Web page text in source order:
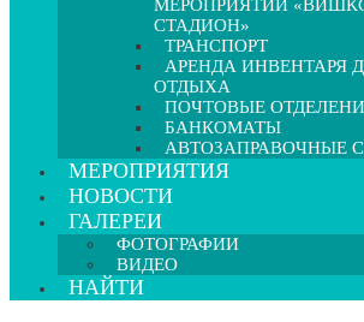
МЕРОПРИЯТИЙ
СТАДИОН»
ТРАНСПОРТ
АРЕНДА ИНВЕНТАРЯ
ОТДЫХА
ПОЧТОВЫЕ
БАНКОМАТЫ
АВТОЗАПРАВОЧНЫЕ
МЕРОПРИЯТИЯ
НОВОСТИ
ГАЛЕРЕИ
ФОТОГРАФИИ
ВИДЕО
НАЙТИ